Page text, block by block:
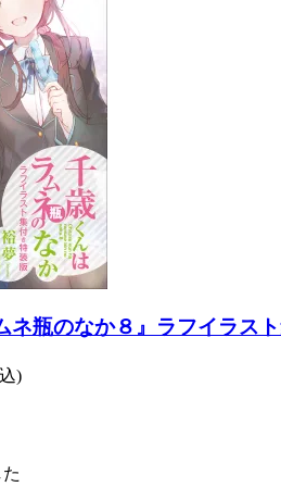
ネ瓶のなか８』ラフイラス
)